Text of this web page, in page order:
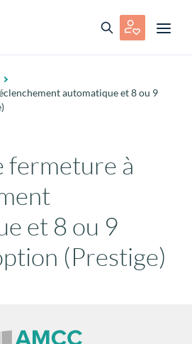
automatique et 8 ou 9
fermeture à
et 8 ou 9
(Prestige)